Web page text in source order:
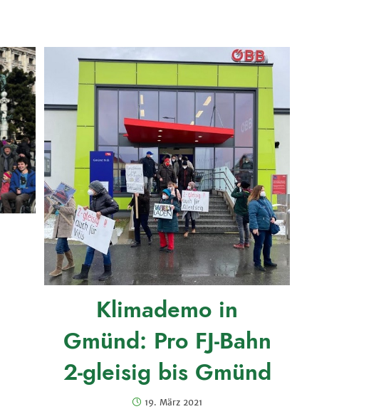
Klimademo in
Gmünd: Pro FJ-Bahn
2-gleisig bis Gmünd
19. März 2021